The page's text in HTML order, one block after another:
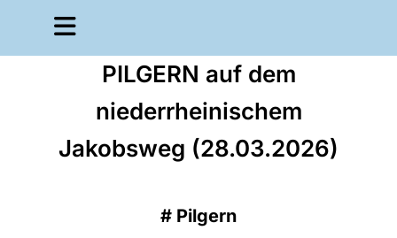
PILGERN auf dem
niederrheinischem
Jakobsweg (28.03.2026)
# Pilgern